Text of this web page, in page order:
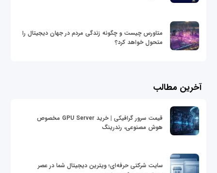
متاورس چیست و چگونه زندگی مردم در جهان دیجیتال را
متحول خواهد کرد؟
آخرین مطالب
قیمت سرور گرافیکی | خرید GPU Server مخصوص
هوش مصنوعی، رندرینگ
سایت شرکتی حرفه‌ای؛ ویترین دیجیتال شما در عصر